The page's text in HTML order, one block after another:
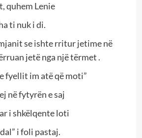
quhem Lenie
ti nuk i di.
se ishte rritur jetime në
jetë nga një tërmet .
fyellit im atë që moti”
në fytyrën e saj
i shkëlqente loti
i foli pastaj.